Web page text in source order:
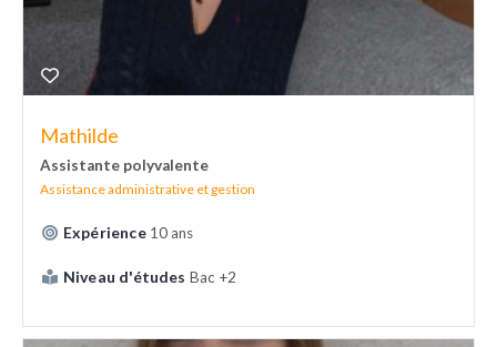
Mathilde
Assistante polyvalente
Assistance administrative et gestion
Expérience 10 ans
Niveau d'études Bac +2